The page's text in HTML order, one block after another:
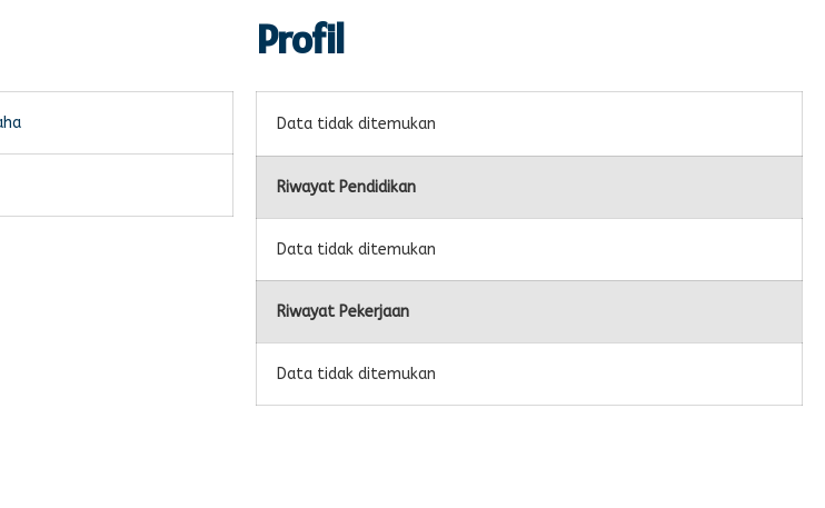
Profil
Data tidak ditemukan
Riwayat Pendidikan
Data tidak ditemukan
Riwayat Pekerjaan
Data tidak ditemukan